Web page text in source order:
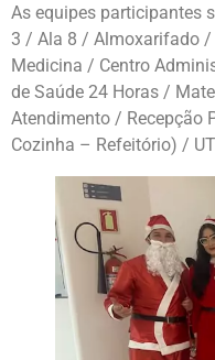
As equipes participantes
3 / Ala 8 / Almoxarifado /
Medicina / Centro
de Saúde 24 Horas /
Atendimento / Recepção
Cozinha – Refeitório) /